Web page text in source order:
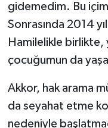
gidemedim. Bu
Sonrasında 2014
Hamilelikle birlikte,
çocuğumun da
Akkor, hak arama
da seyahat etme
nedeniyle